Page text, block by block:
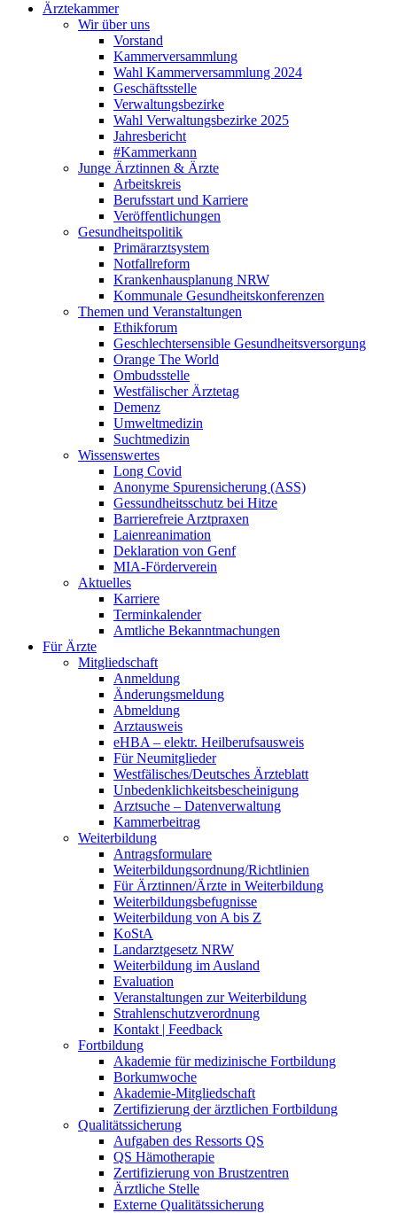
Ärztekammer
Wir über uns
Vorstand
Kammerversammlung
Wahl Kammerversammlung 2024
Geschäftsstelle
Verwaltungsbezirke
Wahl Verwaltungsbezirke 2025
Jahresbericht
#Kammerkann
Junge Ärztinnen & Ärzte
Arbeitskreis
Berufsstart und Karriere
Veröffentlichungen
Gesundheitspolitik
Primärarztsystem
Notfallreform
Krankenhausplanung NRW
Kommunale Gesundheitskonferenzen
Themen und Veranstaltungen
Ethikforum
Geschlechtersensible Gesundheitsversorgung
Orange The World
Ombudsstelle
Westfälischer Ärztetag
Demenz
Umweltmedizin
Suchtmedizin
Wissenswertes
Long Covid
Anonyme Spurensicherung (ASS)
Gessundheitsschutz bei Hitze
Barrierefreie Arztpraxen
Laienreanimation
Deklaration von Genf
MIA-Förderverein
Aktuelles
Karriere
Terminkalender
Amtliche Bekanntmachungen
Für Ärzte
Mitgliedschaft
Anmeldung
Änderungsmeldung
Abmeldung
Arztausweis
eHBA – elektr. Heilberufsausweis
Für Neumitglieder
Westfälisches/Deutsches Ärzteblatt
Unbedenklichkeitsbescheinigung
Arztsuche – Datenverwaltung
Kammerbeitrag
Weiterbildung
Antragsformulare
Weiterbildungsordnung/Richtlinien
Für Ärztinnen/Ärzte in Weiterbildung
Weiterbildungsbefugnisse
Weiterbildung von A bis Z
KoStA
Landarztgesetz NRW
Weiterbildung im Ausland
Evaluation
Veranstaltungen zur Weiterbildung
Strahlenschutzverordnung
Kontakt | Feedback
Fortbildung
Akademie für medizinische Fortbildung
Borkumwoche
Akademie-Mitgliedschaft
Zertifizierung der ärztlichen Fortbildung
Qualitätssicherung
Aufgaben des Ressorts QS
QS Hämotherapie
Zertifizierung von Brustzentren
Ärztliche Stelle
Externe Qualitätssicherung